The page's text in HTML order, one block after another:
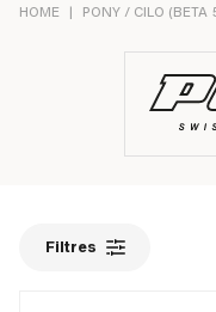
HOME | PONY / CILO (BETA
Filtres